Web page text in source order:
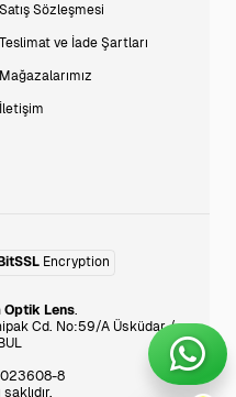
Satış Sözleşmesi
Teslimat ve İade Şartları
Mağazalarımız
İletişim
Encryption
Optik Lens.
Cd. No:59/A Üsküdar /
8